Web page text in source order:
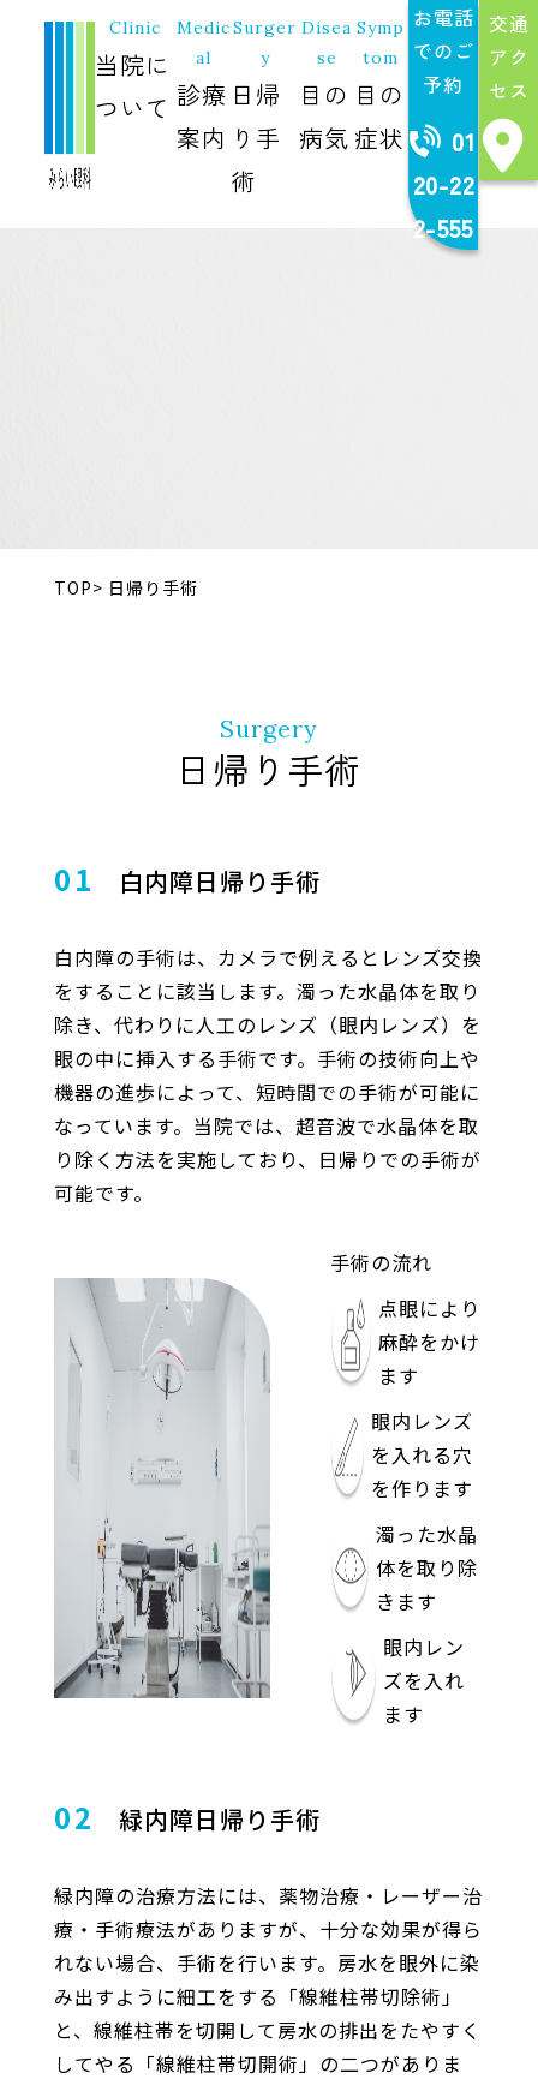
Clinic
当院に
ついて
Medic
al
診療
案内
Surger
y
日帰
り手
術
Disea
se
目の
病気
Symp
tom
目の
症状
お電話
でのご
予約
01
20-22
2-555
交通
アク
セス
TOP> 日帰り手術
Surgery
日帰り手術
01 白内障日帰り手術
白内障の手術は、カメラで例えるとレンズ交換
をすることに該当します。濁った水晶体を取り
除き、代わりに人工のレンズ（眼内レンズ）を
眼の中に挿入する手術です。手術の技術向上や
機器の進歩によって、短時間での手術が可能に
なっています。当院では、超音波で水晶体を取
り除く方法を実施しており、日帰りでの手術が
可能です。
手術の流れ
点眼により
麻酔をかけ
ます
眼内レンズ
を入れる穴
を作ります
濁った水晶
体を取り除
きます
眼内レン
ズを入れ
ます
02 緑内障日帰り手術
緑内障の治療方法には、薬物治療・レーザー治
療・手術療法がありますが、十分な効果が得ら
れない場合、手術を行います。房水を眼外に染
み出すように細工をする「線維柱帯切除術」
と、線維柱帯を切開して房水の排出をたやすく
してやる「線維柱帯切開術」の二つがありま